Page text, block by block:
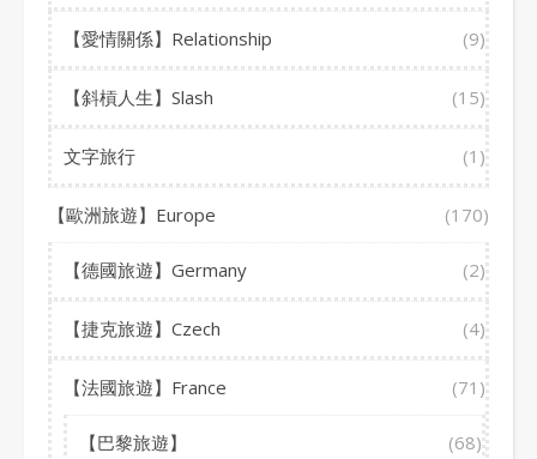
【愛情關係】Relationship (9)
【斜槓人生】Slash (15)
文字旅行 (1)
【歐洲旅遊】Europe (170)
【德國旅遊】Germany (2)
【捷克旅遊】Czech (4)
【法國旅遊】France (71)
【巴黎旅遊】 (68)